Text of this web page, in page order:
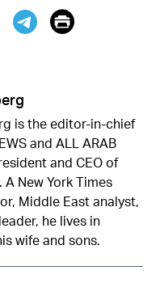
Print
is the editor-in-chief
and ALL ARAB
and CEO of
A New York Times
Middle East analyst,
he lives in
wife and sons.